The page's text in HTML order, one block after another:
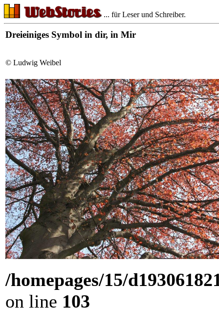
... für Leser und Schreiber.
Dreieiniges Symbol in dir, in Mir
© Ludwig Weibel
/homepages/15/
on line 103